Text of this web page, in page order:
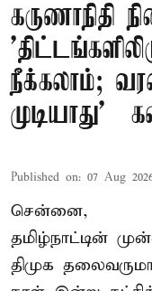
கருணாநிதி
நீக்கலாம்;
முடியாது' –
Published on: 07 Aug
சென்னை,
தமிழ்நாட்டின்
திமுக